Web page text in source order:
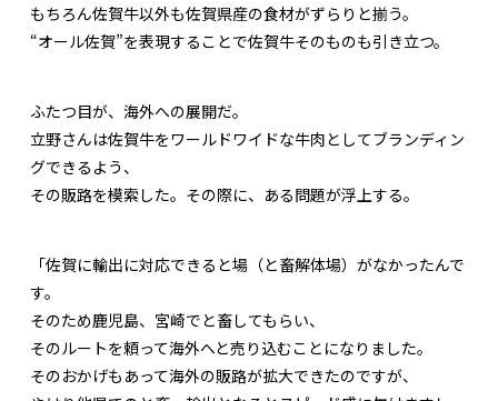
もちろん佐賀牛以外も佐賀県産の食材がずらりと揃う。
“オール佐賀”を表現することで佐賀牛そのものも引き立つ。
ふたつ目が、海外への展開だ。
立野さんは佐賀牛をワールドワイドな牛肉としてブランディン
グできるよう、
その販路を模索した。その際に、ある問題が浮上する。
「佐賀に輸出に対応できると場（と畜解体場）がなかったんで
す。
そのため鹿児島、宮崎でと畜してもらい、
そのルートを頼って海外へと売り込むことになりました。
そのおかげもあって海外の販路が拡大できたのですが、